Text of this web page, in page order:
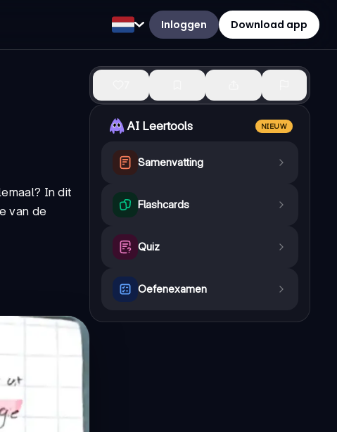
Inloggen Download app
In dit
van de
AI Leertools NIEUW
Samenvatting
Flashcards
Quiz
Oefenexamen